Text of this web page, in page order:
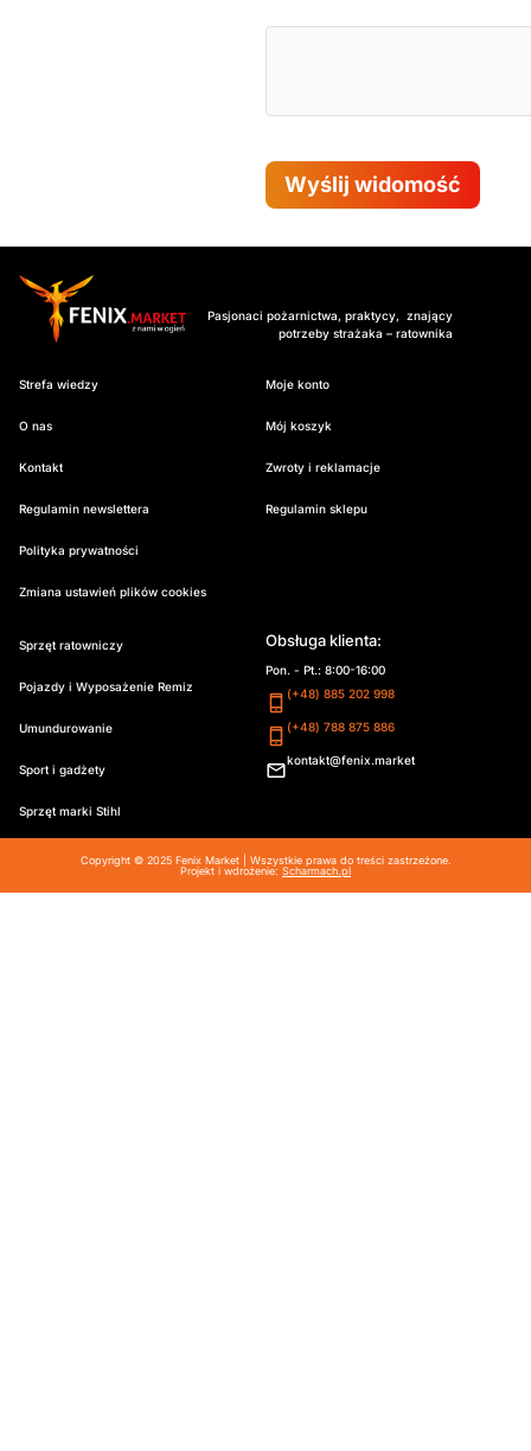
Wyślij widomość
Pasjonaci pożarnictwa, praktycy, znający
potrzeby strażaka – ratownika
Strefa wiedzy
O nas
Kontakt
Regulamin newslettera
Polityka prywatności
Zmiana ustawień plików cookies
Moje konto
Mój koszyk
Zwroty i reklamacje
Regulamin sklepu
Sprzęt ratowniczy
Pojazdy i Wyposażenie Remiz
Umundurowanie
Sport i gadżety
Sprzęt marki Stihl
Obsługa klienta:
Pon. - Pt.: 8:00-16:00
(+48) 885 202 998
(+48) 788 875 886
kontakt@fenix.market
Copyright © 2025 Fenix Market | Wszystkie prawa do treści zastrzeżone.
Projekt i wdrożenie: Scharmach.pl